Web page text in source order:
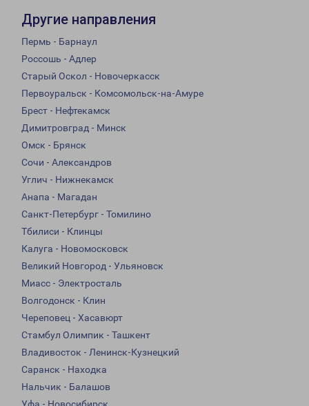
Другие направления
Пермь - Барнаул
Россошь - Адлер
Старый Оскол - Новочеркасск
Первоуральск - Комсомольск-на-Амуре
Брест - Нефтекамск
Димитровград - Минск
Омск - Брянск
Сочи - Александров
Углич - Нижнекамск
Анапа - Магадан
Санкт-Петербург - Томилино
Тбилиси - Клинцы
Калуга - Новомосковск
Великий Новгород - Ульяновск
Миасс - Электросталь
Волгодонск - Клин
Череповец - Хасавюрт
Стамбул Олимпик - Ташкент
Владивосток - Ленинск-Кузнецкий
Саранск - Находка
Нальчик - Балашов